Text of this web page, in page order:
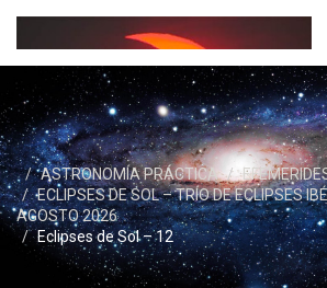
ASTRONOMÍA PRÁCTICA
ECLIPSES DE SOL – TRÍO DE ECLIPSES
AGOSTO 2026
Eclipses de Sol – 12